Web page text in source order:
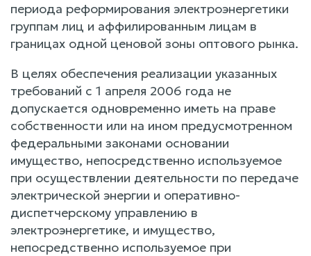
периода реформирования электроэнергетики
группам лиц и аффилированным лицам в
границах одной ценовой зоны оптового рынка.
В целях обеспечения реализации указанных
требований с 1 апреля 2006 года не
допускается одновременно иметь на праве
собственности или на ином предусмотренном
федеральными законами основании
имущество, непосредственно используемое
при осуществлении деятельности по передаче
электрической энергии и оперативно-
диспетчерскому управлению в
электроэнергетике, и имущество,
непосредственно используемое при